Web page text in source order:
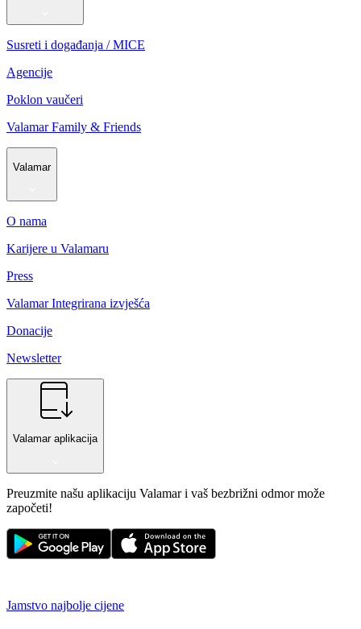
Susreti i događanja / MICE
Agencije
Poklon vaučeri
Valamar Family & Friends
Valamar
O nama
Karijere u Valamaru
Press
Valamar Integrirana izvješća
Donacije
Newsletter
Valamar aplikacija
Preuzmite našu aplikaciju Valamar i vaš bezbrižni odmor može
započeti!
Jamstvo najbolje cijene